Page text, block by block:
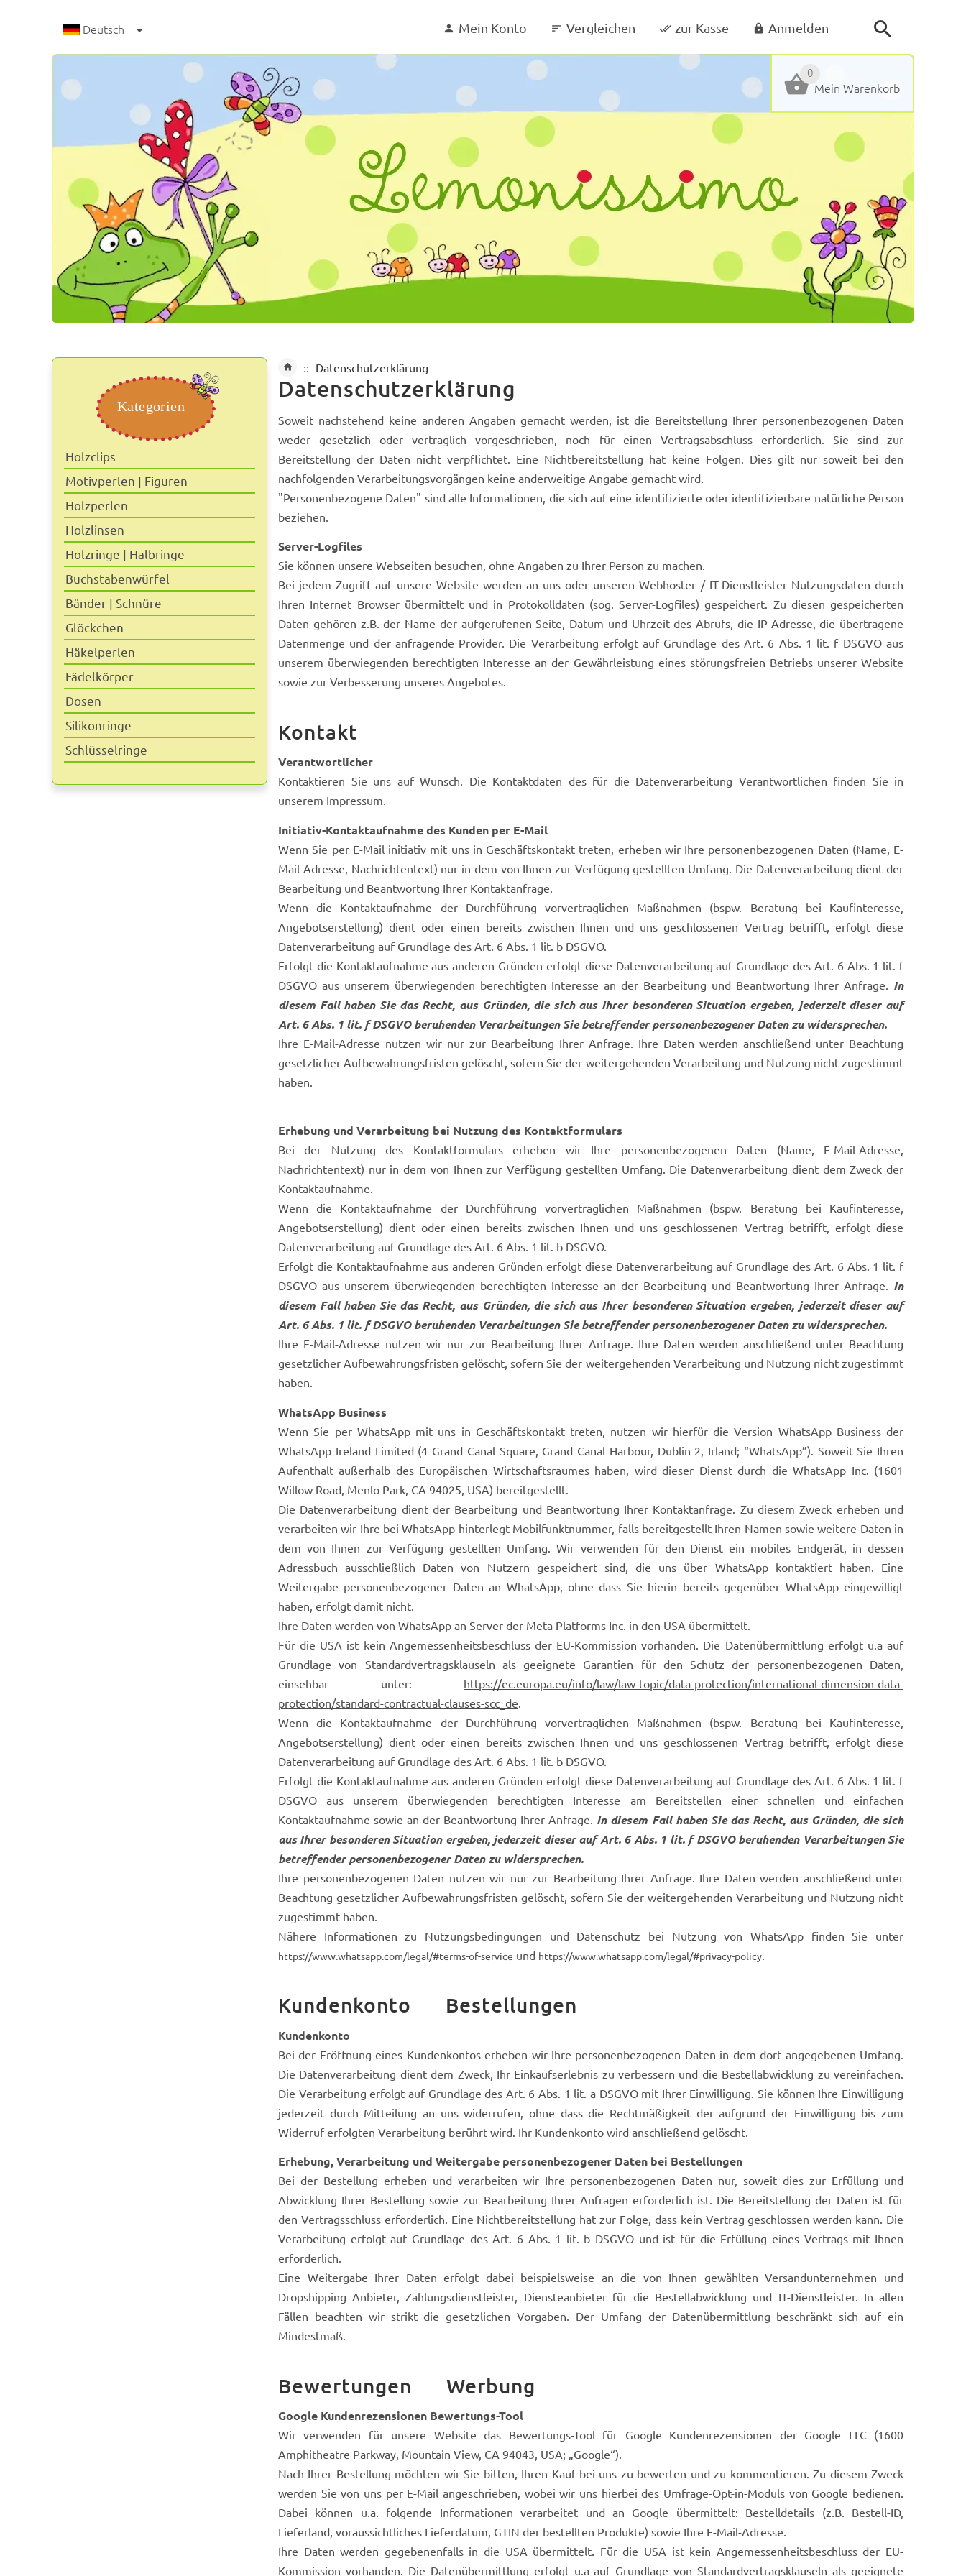
Deutsch Mein Konto Vergleichen zur Kasse Anmelden
0
Mein Warenkorb
Datenschutzerklärung
Datenschutzerklärung
Soweit nachstehend keine anderen Angaben gemacht werden, ist die Bereitstellung Ihrer personenbezogenen Daten
weder gesetzlich oder vertraglich vorgeschrieben, noch für einen Vertragsabschluss erforderlich. Sie sind zur
Bereitstellung der Daten nicht verpflichtet. Eine Nichtbereitstellung hat keine Folgen. Dies gilt nur soweit bei den
nachfolgenden Verarbeitungsvorgängen keine anderweitige Angabe gemacht wird.
"Personenbezogene Daten" sind alle Informationen, die sich auf eine identifizierte oder identifizierbare natürliche Person
beziehen.
Server-Logfiles
Sie können unsere Webseiten besuchen, ohne Angaben zu Ihrer Person zu machen.
Bei jedem Zugriff auf unsere Website werden an uns oder unseren Webhoster / IT-Dienstleister Nutzungsdaten durch
Ihren Internet Browser übermittelt und in Protokolldaten (sog. Server-Logfiles) gespeichert. Zu diesen gespeicherten
Daten gehören z.B. der Name der aufgerufenen Seite, Datum und Uhrzeit des Abrufs, die IP-Adresse, die übertragene
Datenmenge und der anfragende Provider. Die Verarbeitung erfolgt auf Grundlage des Art. 6 Abs. 1 lit. f DSGVO aus
unserem überwiegenden berechtigten Interesse an der Gewährleistung eines störungsfreien Betriebs unserer Website
sowie zur Verbesserung unseres Angebotes.
Kontakt
Verantwortlicher
Kontaktieren Sie uns auf Wunsch. Die Kontaktdaten des für die Datenverarbeitung Verantwortlichen finden Sie in
unserem Impressum.
Initiativ-Kontaktaufnahme des Kunden per E-Mail
Wenn Sie per E-Mail initiativ mit uns in Geschäftskontakt treten, erheben wir Ihre personenbezogenen Daten (Name, E-
Mail-Adresse, Nachrichtentext) nur in dem von Ihnen zur Verfügung gestellten Umfang. Die Datenverarbeitung dient der
Bearbeitung und Beantwortung Ihrer Kontaktanfrage.
Wenn die Kontaktaufnahme der Durchführung vorvertraglichen Maßnahmen (bspw. Beratung bei Kaufinteresse,
Angebotserstellung) dient oder einen bereits zwischen Ihnen und uns geschlossenen Vertrag betrifft, erfolgt diese
Datenverarbeitung auf Grundlage des Art. 6 Abs. 1 lit. b DSGVO.
Erfolgt die Kontaktaufnahme aus anderen Gründen erfolgt diese Datenverarbeitung auf Grundlage des Art. 6 Abs. 1 lit. f
DSGVO aus unserem überwiegenden berechtigten Interesse an der Bearbeitung und Beantwortung Ihrer Anfrage. In
diesem Fall haben Sie das Recht, aus Gründen, die sich aus Ihrer besonderen Situation ergeben, jederzeit dieser auf
Art. 6 Abs. 1 lit. f DSGVO beruhenden Verarbeitungen Sie betreffender personenbezogener Daten zu widersprechen.
Ihre E-Mail-Adresse nutzen wir nur zur Bearbeitung Ihrer Anfrage. Ihre Daten werden anschließend unter Beachtung
gesetzlicher Aufbewahrungsfristen gelöscht, sofern Sie der weitergehenden Verarbeitung und Nutzung nicht zugestimmt
haben.
Erhebung und Verarbeitung bei Nutzung des Kontaktformulars
Bei der Nutzung des Kontaktformulars erheben wir Ihre personenbezogenen Daten (Name, E-Mail-Adresse,
Nachrichtentext) nur in dem von Ihnen zur Verfügung gestellten Umfang. Die Datenverarbeitung dient dem Zweck der
Kontaktaufnahme.
Wenn die Kontaktaufnahme der Durchführung vorvertraglichen Maßnahmen (bspw. Beratung bei Kaufinteresse,
Angebotserstellung) dient oder einen bereits zwischen Ihnen und uns geschlossenen Vertrag betrifft, erfolgt diese
Datenverarbeitung auf Grundlage des Art. 6 Abs. 1 lit. b DSGVO.
Erfolgt die Kontaktaufnahme aus anderen Gründen erfolgt diese Datenverarbeitung auf Grundlage des Art. 6 Abs. 1 lit. f
DSGVO aus unserem überwiegenden berechtigten Interesse an der Bearbeitung und Beantwortung Ihrer Anfrage. In
diesem Fall haben Sie das Recht, aus Gründen, die sich aus Ihrer besonderen Situation ergeben, jederzeit dieser auf
Art. 6 Abs. 1 lit. f DSGVO beruhenden Verarbeitungen Sie betreffender personenbezogener Daten zu widersprechen.
Ihre E-Mail-Adresse nutzen wir nur zur Bearbeitung Ihrer Anfrage. Ihre Daten werden anschließend unter Beachtung
gesetzlicher Aufbewahrungsfristen gelöscht, sofern Sie der weitergehenden Verarbeitung und Nutzung nicht zugestimmt
haben.
WhatsApp Business
Wenn Sie per WhatsApp mit uns in Geschäftskontakt treten, nutzen wir hierfür die Version WhatsApp Business der
WhatsApp Ireland Limited (4 Grand Canal Square, Grand Canal Harbour, Dublin 2, Irland; “WhatsApp”). Soweit Sie Ihren
Aufenthalt außerhalb des Europäischen Wirtschaftsraumes haben, wird dieser Dienst durch die WhatsApp Inc. (1601
Willow Road, Menlo Park, CA 94025, USA) bereitgestellt.
Die Datenverarbeitung dient der Bearbeitung und Beantwortung Ihrer Kontaktanfrage. Zu diesem Zweck erheben und
verarbeiten wir Ihre bei WhatsApp hinterlegt Mobilfunktnummer, falls bereitgestellt Ihren Namen sowie weitere Daten in
dem von Ihnen zur Verfügung gestellten Umfang. Wir verwenden für den Dienst ein mobiles Endgerät, in dessen
Adressbuch ausschließlich Daten von Nutzern gespeichert sind, die uns über WhatsApp kontaktiert haben. Eine
Weitergabe personenbezogener Daten an WhatsApp, ohne dass Sie hierin bereits gegenüber WhatsApp eingewilligt
haben, erfolgt damit nicht.
Ihre Daten werden von WhatsApp an Server der Meta Platforms Inc. in den USA übermittelt.
Für die USA ist kein Angemessenheitsbeschluss der EU-Kommission vorhanden. Die Datenübermittlung erfolgt u.a auf
Grundlage von Standardvertragsklauseln als geeignete Garantien für den Schutz der personenbezogenen Daten,
einsehbar unter: https://ec.europa.eu/info/law/law-topic/data-protection/international-dimension-data-
protection/standard-contractual-clauses-scc_de
Wenn die Kontaktaufnahme der Durchführung vorvertraglichen Maßnahmen (bspw. Beratung bei Kaufinteresse,
Angebotserstellung) dient oder einen bereits zwischen Ihnen und uns geschlossenen Vertrag betrifft, erfolgt diese
Datenverarbeitung auf Grundlage des Art. 6 Abs. 1 lit. b DSGVO.
Erfolgt die Kontaktaufnahme aus anderen Gründen erfolgt diese Datenverarbeitung auf Grundlage des Art. 6 Abs. 1 lit. f
DSGVO aus unserem überwiegenden berechtigten Interesse am Bereitstellen einer schnellen und einfachen
Kontaktaufnahme sowie an der Beantwortung Ihrer Anfrage. In diesem Fall haben Sie das Recht, aus Gründen, die sich
aus Ihrer besonderen Situation ergeben, jederzeit dieser auf Art. 6 Abs. 1 lit. f DSGVO beruhenden Verarbeitungen Sie
betreffender personenbezogener Daten zu widersprechen.
Ihre personenbezogenen Daten nutzen wir nur zur Bearbeitung Ihrer Anfrage. Ihre Daten werden anschließend unter
Beachtung gesetzlicher Aufbewahrungsfristen gelöscht, sofern Sie der weitergehenden Verarbeitung und Nutzung nicht
zugestimmt haben.
Nähere Informationen zu Nutzungsbedingungen und Datenschutz bei Nutzung von WhatsApp finden Sie unter
https://www.whatsapp.com/legal/#terms-of-service und https://www.whatsapp.com/legal/#privacy-policy
Kundenkonto Bestellungen
Kundenkonto
Bei der Eröffnung eines Kundenkontos erheben wir Ihre personenbezogenen Daten in dem dort angegebenen Umfang.
Die Datenverarbeitung dient dem Zweck, Ihr Einkaufserlebnis zu verbessern und die Bestellabwicklung zu vereinfachen.
Die Verarbeitung erfolgt auf Grundlage des Art. 6 Abs. 1 lit. a DSGVO mit Ihrer Einwilligung. Sie können Ihre Einwilligung
jederzeit durch Mitteilung an uns widerrufen, ohne dass die Rechtmäßigkeit der aufgrund der Einwilligung bis zum
Widerruf erfolgten Verarbeitung berührt wird. Ihr Kundenkonto wird anschließend gelöscht.
Erhebung, Verarbeitung und Weitergabe personenbezogener Daten bei Bestellungen
Bei der Bestellung erheben und verarbeiten wir Ihre personenbezogenen Daten nur, soweit dies zur Erfüllung und
Abwicklung Ihrer Bestellung sowie zur Bearbeitung Ihrer Anfragen erforderlich ist. Die Bereitstellung der Daten ist für
den Vertragsschluss erforderlich. Eine Nichtbereitstellung hat zur Folge, dass kein Vertrag geschlossen werden kann. Die
Verarbeitung erfolgt auf Grundlage des Art. 6 Abs. 1 lit. b DSGVO und ist für die Erfüllung eines Vertrags mit Ihnen
erforderlich.
Eine Weitergabe Ihrer Daten erfolgt dabei beispielsweise an die von Ihnen gewählten Versandunternehmen und
Dropshipping Anbieter, Zahlungsdienstleister, Diensteanbieter für die Bestellabwicklung und IT-Dienstleister. In allen
Fällen beachten wir strikt die gesetzlichen Vorgaben. Der Umfang der Datenübermittlung beschränkt sich auf ein
Mindestmaß.
Bewertungen Werbung
Google Kundenrezensionen Bewertungs-Tool
Wir verwenden für unsere Website das Bewertungs-Tool für Google Kundenrezensionen der Google LLC (1600
Amphitheatre Parkway, Mountain View, CA 94043, USA; „Google“).
Nach Ihrer Bestellung möchten wir Sie bitten, Ihren Kauf bei uns zu bewerten und zu kommentieren. Zu diesem Zweck
werden Sie von uns per E-Mail angeschrieben, wobei wir uns hierbei des Umfrage-Opt-in-Moduls von Google bedienen.
Dabei können u.a. folgende Informationen verarbeitet und an Google übermittelt: Bestelldetails (z.B. Bestell-ID,
Lieferland, voraussichtliches Lieferdatum, GTIN der bestellten Produkte) sowie Ihre E-Mail-Adresse.
Ihre Daten werden gegebenenfalls in die USA übermittelt. Für die USA ist kein Angemessenheitsbeschluss der EU-
Kommission vorhanden. Die Datenübermittlung erfolgt u.a auf Grundlage von Standardvertragsklauseln als geeignete
Kategorien
Holzclips
Motivperlen | Figuren
Holzperlen
Holzlinsen
Holzringe | Halbringe
Buchstabenwürfel
Bänder | Schnüre
Glöckchen
Häkelperlen
Fädelkörper
Dosen
Silikonringe
Schlüsselringe